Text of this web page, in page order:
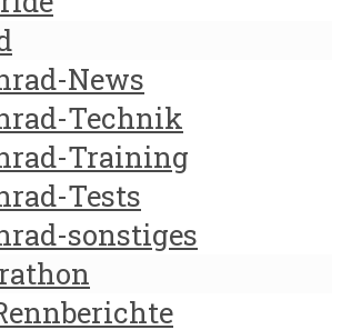
News
Technik
Training
Tests
sonstiges